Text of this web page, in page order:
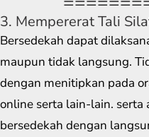
3. Mempererat Tali
Bersedekah dapat
maupun tidak langsung.
dengan menitipkan pada
online serta lain-lain. serta
bersedekah dengan